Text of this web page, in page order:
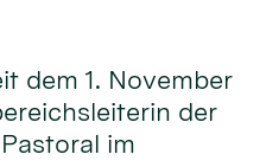
dem 1. November
der
im